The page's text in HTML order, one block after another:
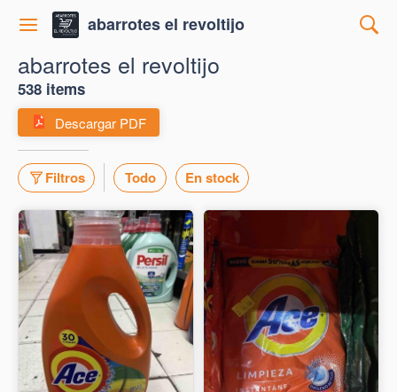
abarrotes el revoltijo
abarrotes el revoltijo
538 items
Descargar PDF
Filtros Todo En stock